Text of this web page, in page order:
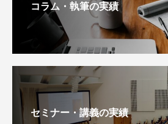
コラム・執筆の実績
セミナー・講義の実績